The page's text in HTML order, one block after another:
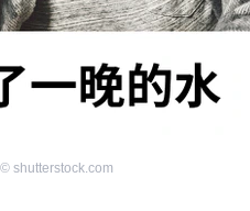
© shutterstock.com